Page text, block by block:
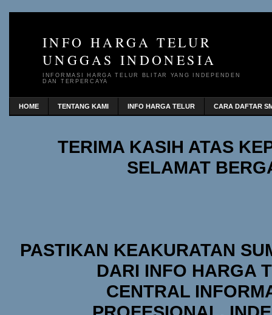
INFO HARGA TELUR
UNGGAS INDONESIA
INFORMASI HARGA TELUR BLITAR YANG INDEPENDEN
DAN TERPERCAYA
HOME TENTANG KAMI INFO HARGA TELUR CARA DAFTAR
TERIMA KASIH ATAS
SELAMAT
PASTIKAN KEAKURATAN
DARI INFO HARGA
CENTRAL